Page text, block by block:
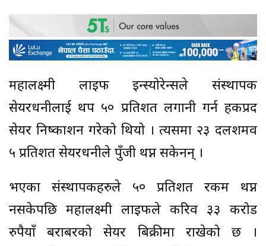
महालक्ष्मी लाइफ इन्स्योरेन्सले संस्थापक
सेयरधनीलाई थप ५० प्रतिशत लगानी गर्न हकप्रद
सेयर निष्काशन गरेको थियो । त्यसमा २३ दलशमव
५ प्रतिशत सेयरधनीले पुँजी थप्न सकेनन् ।
भएका संस्थापकहरुले ५० प्रतिशत रकम थप्न
नसकेपछि महालक्ष्मी लाइफले करिव ३३ करोड
रुपैयाँ बराबरको सेयर बिक्रीमा राखेको छ ।